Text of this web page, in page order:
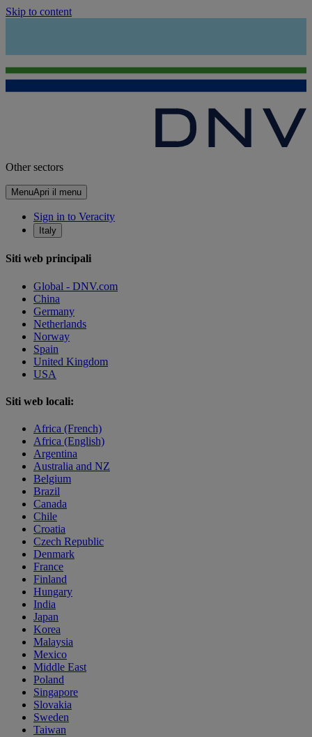
Skip to content
Other sectors
MenuApri il menu
Sign in to Veracity
Italy
Siti web principali
Global - DNV.com
China
Germany
Netherlands
Norway
Spain
United Kingdom
USA
Siti web locali:
Africa (French)
Africa (English)
Argentina
Australia and NZ
Belgium
Brazil
Canada
Chile
Croatia
Czech Republic
Denmark
France
Finland
Hungary
India
Japan
Korea
Malaysia
Mexico
Middle East
Poland
Singapore
Slovakia
Sweden
Taiwan